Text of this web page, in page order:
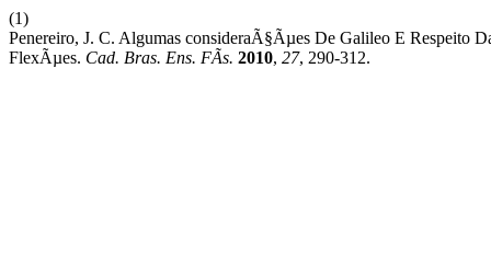
(1)
Penereiro, J. C. Algumas consideraÃ§Ãµes De Galileo E Respeito
FlexÃµes. Cad. Bras. Ens. FÃ­s. 2010, 27, 290-312.